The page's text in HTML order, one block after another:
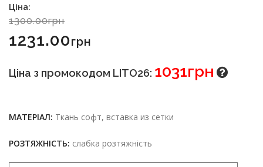
Ціна:
1300.00грн
1231.00Грн
Ціна з промокодом LITO26: 1031грн
МАТЕРІАЛ: Ткань софт, вставка из сетки
РОЗТЯЖНІСТЬ: слабка розтяжність